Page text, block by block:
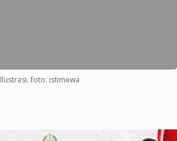
Ilustrasi. foto: istimewa